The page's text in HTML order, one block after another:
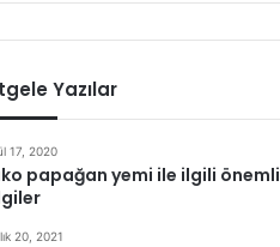
Yazılar
17, 2020
papağan yemi ile ilgili önemli
20, 2021